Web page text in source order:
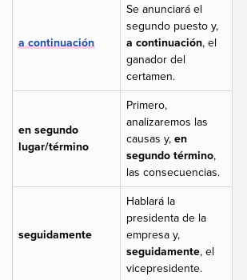
a continuación
Se anunciará el
segundo puesto y,
a continuación, el
ganador del
certamen.
en segundo
lugar/término
Primero,
analizaremos las
causas y, en
segundo término,
las consecuencias.
seguidamente
Hablará la
presidenta de la
empresa y,
seguidamente, el
vicepresidente.